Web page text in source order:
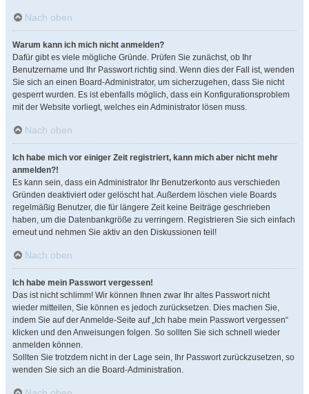
Nach oben
Warum kann ich mich nicht anmelden?
Dafür gibt es viele mögliche Gründe. Prüfen Sie zunächst, ob Ihr
Benutzername und Ihr Passwort richtig sind. Wenn dies der Fall ist, wenden
Sie sich an einen Board-Administrator, um sicherzugehen, dass Sie nicht
gesperrt wurden. Es ist ebenfalls möglich, dass ein Konfigurationsproblem
mit der Website vorliegt, welches ein Administrator lösen muss.
Nach oben
Ich habe mich vor einiger Zeit registriert, kann mich aber nicht mehr
anmelden?!
Es kann sein, dass ein Administrator Ihr Benutzerkonto aus verschieden
Gründen deaktiviert oder gelöscht hat. Außerdem löschen viele Boards
regelmäßig Benutzer, die für längere Zeit keine Beiträge geschrieben
haben, um die Datenbankgröße zu verringern. Registrieren Sie sich einfach
erneut und nehmen Sie aktiv an den Diskussionen teil!
Nach oben
Ich habe mein Passwort vergessen!
Das ist nicht schlimm! Wir können Ihnen zwar Ihr altes Passwort nicht
wieder mitteilen, Sie können es jedoch zurücksetzen. Dies machen Sie,
indem Sie auf der Anmelde-Seite auf „Ich habe mein Passwort vergessen“
klicken und den Anweisungen folgen. So sollten Sie sich schnell wieder
anmelden können.
Sollten Sie trotzdem nicht in der Lage sein, Ihr Passwort zurückzusetzen, so
wenden Sie sich an die Board-Administration.